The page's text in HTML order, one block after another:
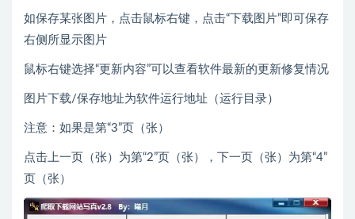
如保存某张图片，点击鼠标右键，点击“下载图片”即可保存
右侧所显示图片
鼠标右键选择“更新内容”可以查看软件最新的更新修复情况
图片下载/保存地址为软件运行地址（运行目录）
注意：如果是第“3”页（张）
点击上一页（张）为第“2”页（张），下一页（张）为第“4”
页（张）